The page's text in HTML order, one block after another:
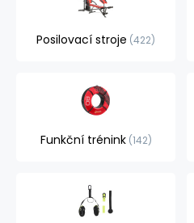
Posilovací stroje 422
Funkční trénink 142